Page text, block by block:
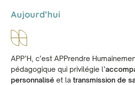
Aujourd’hui
APP’H, c’est APPrendre
pédagogique qui privilégie l’
personnalisé et latransmission de